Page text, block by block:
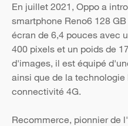
En juillet 2021, Oppo a
smartphone Reno6 128
écran de 6,4 pouces avec
400 pixels et un poids de
d'images, il est équipé
ainsi que de la
connectivité 4G.
Recommerce, pionnier de